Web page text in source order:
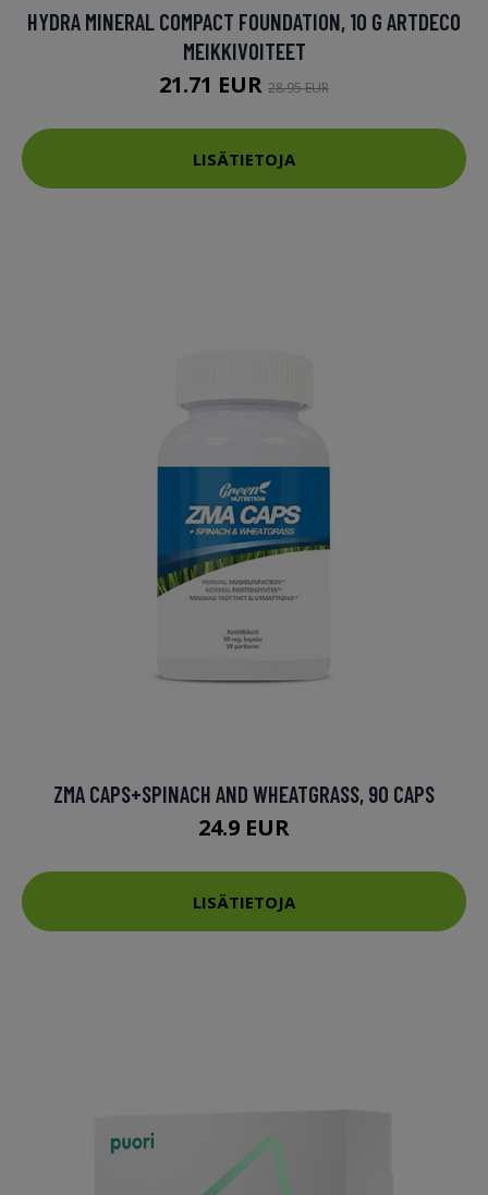
HYDRA MINERAL COMPACT FOUNDATION, 10 G ARTDECO
MEIKKIVOITEET
21.71 EUR 28.95 EUR
LISÄTIETOJA
ZMA CAPS+SPINACH AND WHEATGRASS, 90 CAPS
24.9 EUR
LISÄTIETOJA